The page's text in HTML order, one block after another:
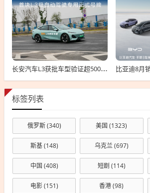
长安汽车L3获批车型验证超500万公里：无任何违规！
标签列表
俄罗斯(340) 美国 (1323)
斯基(148) 乌克兰(697)
中国 (408) 短剧 (114)
电影(151) 香港(98)